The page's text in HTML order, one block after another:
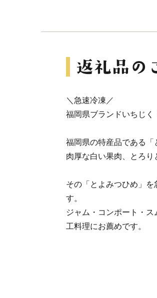
＼急速冷凍／
福岡県ブランドいちじく
福岡県の特産品である「
肉厚な白い果肉、とろり
その「とよみつひめ」
す。
ジャム・コンポート・
工料理にお薦めです。